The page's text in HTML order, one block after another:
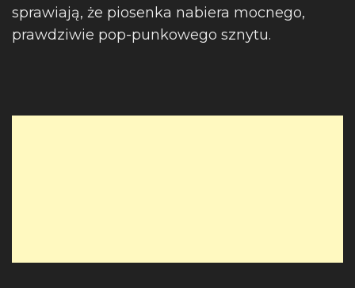
sprawiają, że piosenka nabiera mocnego,
prawdziwie pop-punkowego sznytu.